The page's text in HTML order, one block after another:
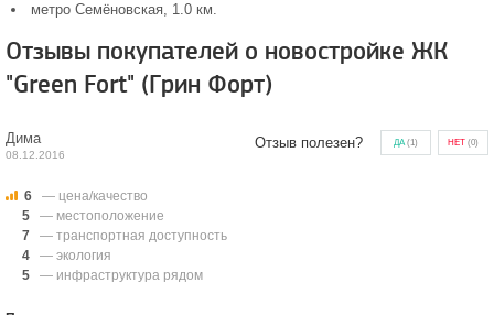
метро Семёновская, 1.0 км.
Отзывы покупателей о новостройке ЖК
"Green Fort" (Грин Форт)
Дима
08.12.2016
Отзыв полезен? ДА(1) НЕТ (0)
6
— цена/качество
5
— местоположение
7
— транспортная доступность
4
— экология
5
— инфраструктура рядом